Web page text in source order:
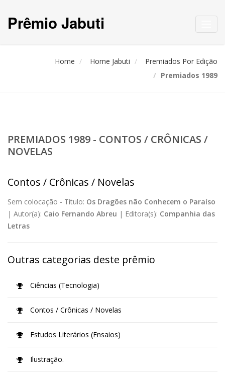
Prêmio Jabuti
Home Home Jabuti
Premiados Por Edição
Premiados 1989
PREMIADOS 1989 - CONTOS / CRÔNICAS /
NOVELAS
Contos / Crônicas / Novelas
Sem colocação - Título: Os Dragões não Conhecem o Paraíso
| Autor(a): Caio Fernando Abreu | Editora(s): Companhia das
Letras
Outras categorias deste prêmio
Ciências (Tecnologia)
Contos / Crônicas / Novelas
Estudos Literários (Ensaios)
Ilustração.